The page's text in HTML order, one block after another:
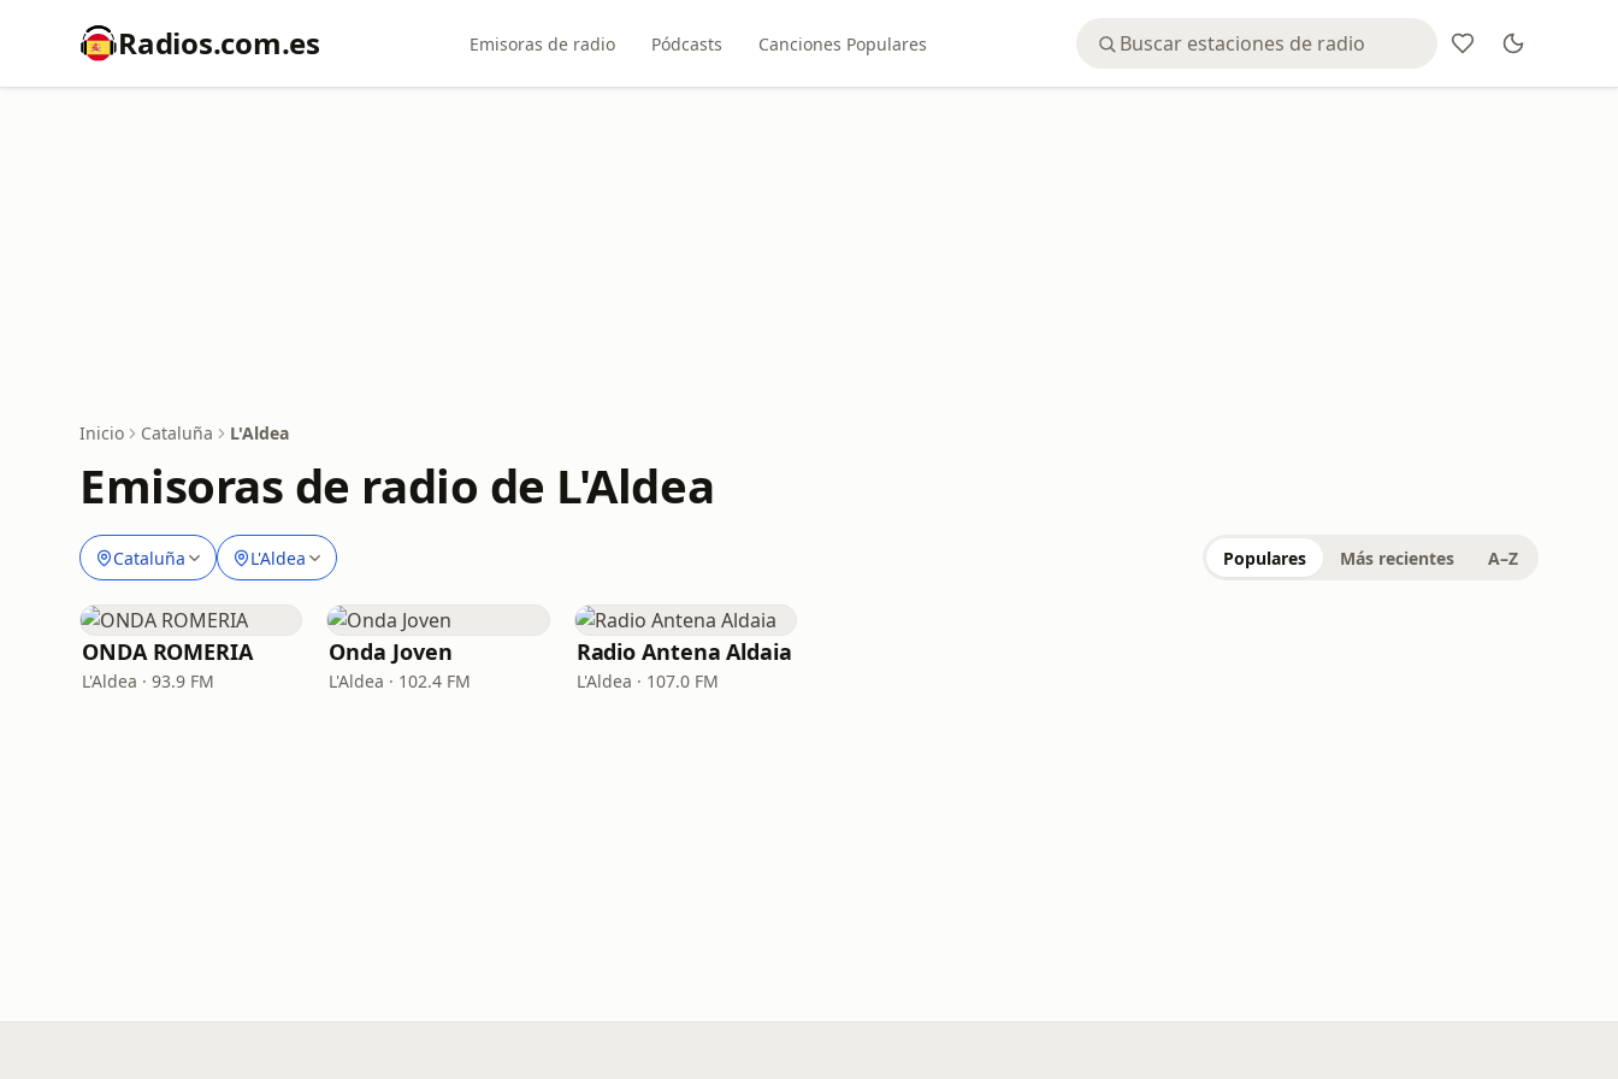
Radios.com.es Emisoras de radio Pódcasts Canciones Populares
Inicio Cataluña L'Aldea
Emisoras de radio de L'Aldea
Cataluña L'Aldea Populares Más recientes A–Z
ONDA ROMERIA
L'Aldea · 93.9 FM
Onda Joven
L'Aldea · 102.4 FM
Radio Antena Aldaia
L'Aldea · 107.0 FM